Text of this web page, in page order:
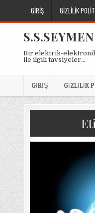
content
GIRIŞ GIZLILIK
S.S.SEYMEN
Bir elektrik-elektronik
ile ilgili tavsiyeler…
GIRIŞ GIZLILIK